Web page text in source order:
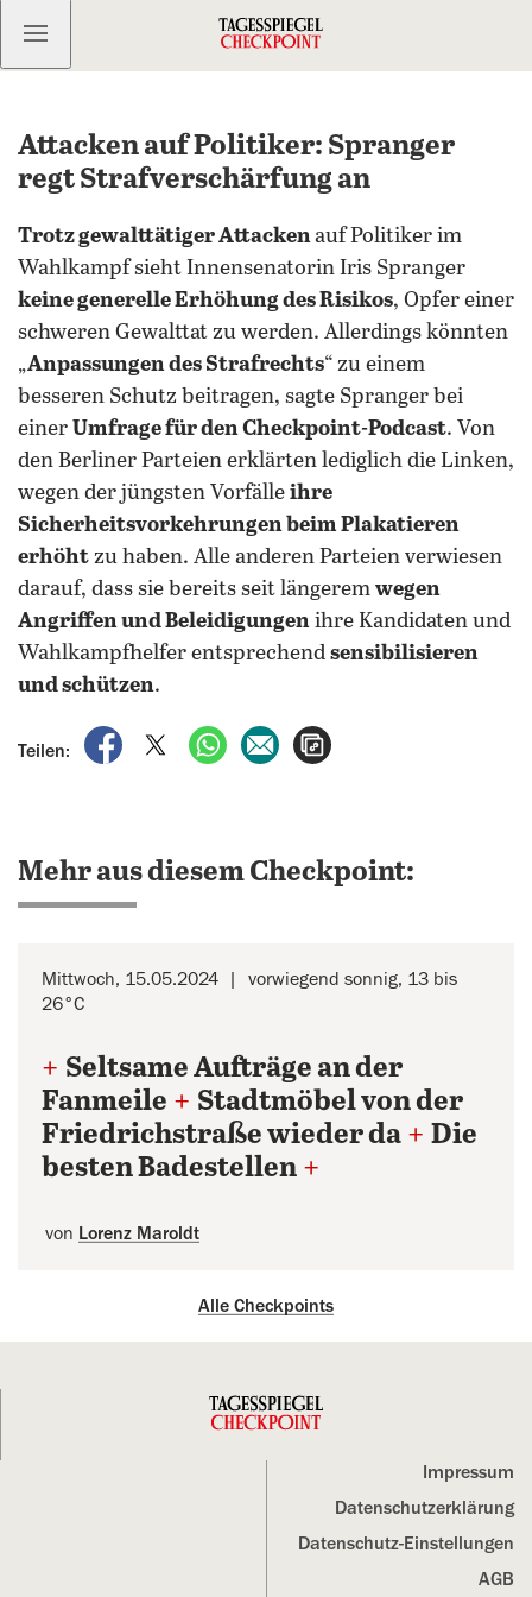
Kostenlos anmelden
Attacken auf Politiker: Spranger
regt Strafverschärfung an
Trotz gewalttätiger Attackenauf Politiker im
Wahlkampf sieht Innensenatorin Iris Spranger
keine generelle Erhöhung des Risikos, Opfer einer
schweren Gewalttat zu werden. Allerdings könnten
„Anpassungen des Strafrechts“ zu einem
besseren Schutz beitragen, sagte Spranger bei
einer Umfrage für den Checkpoint-Podcast. Von
den Berliner Parteien erklärten lediglich die Linken,
wegen der jüngsten Vorfälle ihre
Sicherheitsvorkehrungen beim Plakatieren
erhöht zu haben. Alle anderen Parteien verwiesen
darauf, dass sie bereits seit längerem wegen
Angriffen und Beleidigungen ihre Kandidaten und
Wahlkampfhelfer entsprechend sensibilisieren
und schützen.
Teilen:
auf Facebook teilen
auf X teilenper WhatsApp teilen
per E-Mail teilen
Mehr aus diesem Checkpoint:
Mittwoch, 15.05.2024
vorwiegend sonnig, 13 bis
26°C
+ Seltsame Aufträge an der
Fanmeile + Stadtmöbel von der
Friedrichstraße wieder da + Die
besten Badestellen +
von Lorenz Maroldt
Alle Checkpoints
Impressum
Datenschutz­erklärung
Datenschutz-Einstellungen
AGB